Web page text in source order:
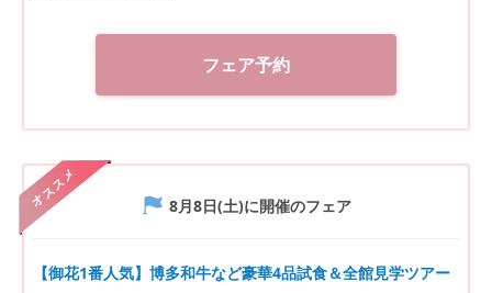
フェア予約
オススメ 8月8日(土)に開催のフェア
【御花1番人気】博多和牛など豪華4品試食＆全館見学ツアー